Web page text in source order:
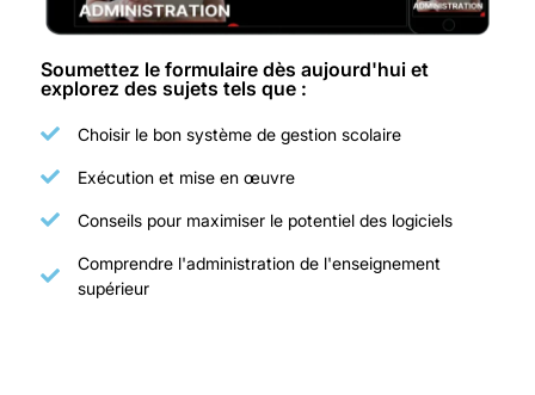
Soumettez le formulaire dès aujourd'hui et
explorez des sujets tels que :
Choisir le bon système de gestion scolaire
Exécution et mise en œuvre
Conseils pour maximiser le potentiel des logiciels
Comprendre l'administration de l'enseignement
supérieur